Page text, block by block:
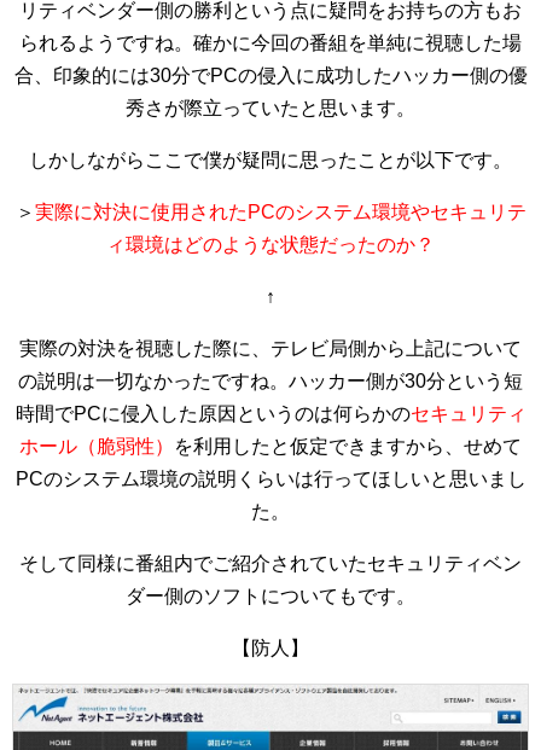
リティベンダー側の勝利という点に疑問をお持ちの方もお
られるようですね。確かに今回の番組を単純に視聴した場
合、印象的には30分でPCの侵入に成功したハッカー側の優
秀さが際立っていたと思います。
しかしながらここで僕が疑問に思ったことが以下です。
＞ 実際に対決に使用されたPCのシステム環境やセキュリテ
ィ環境はどのような状態だったのか？
↑
実際の対決を視聴した際に、テレビ局側から上記について
の説明は一切なかったですね。ハッカー側が30分という短
時間でPCに侵入した原因というのは何らかのセキュリティ
ホール（脆弱性）
を利用したと仮定できますから、せめて
PCのシステム環境の説明くらいは行ってほしいと思いまし
た。
そして同様に番組内でご紹介されていたセキュリティベン
ダー側のソフトについてもです。
【防人】